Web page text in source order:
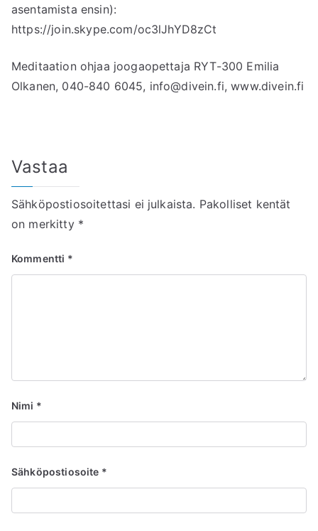
asentamista ensin):
https://join.skype.com/oc3lJhYD8zCt
Meditaation ohjaa joogaopettaja RYT-300 Emilia
Olkanen, 040-840 6045, info@divein.fi, www.divein.fi
Vastaa
Sähköpostiosoitettasi ei julkaista. Pakolliset kentät
on merkitty *
Kommentti *
Nimi *
Sähköpostiosoite *